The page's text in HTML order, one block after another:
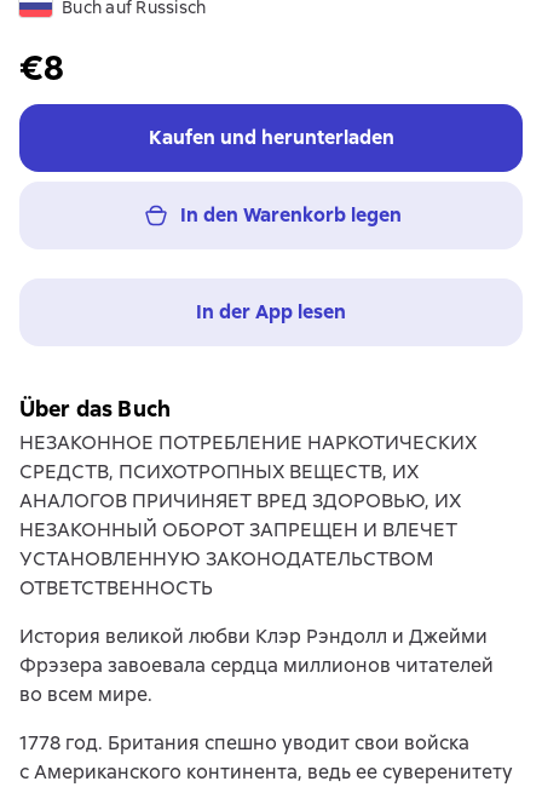
Buch auf Russisch
€8
Kaufen und herunterladen
In den Warenkorb legen
In der App lesen
Über das Buch
НЕЗАКОННОЕ ПОТРЕБЛЕНИЕ НАРКОТИЧЕСКИХ
СРЕДСТВ, ПСИХОТРОПНЫХ ВЕЩЕСТВ, ИХ
АНАЛОГОВ ПРИЧИНЯЕТ ВРЕД ЗДОРОВЬЮ, ИХ
НЕЗАКОННЫЙ ОБОРОТ ЗАПРЕЩЕН И ВЛЕЧЕТ
УСТАНОВЛЕННУЮ ЗАКОНОДАТЕЛЬСТВОМ
ОТВЕТСТВЕННОСТЬ
История великой любви Клэр Рэндолл и Джейми
Фрэзера завоевала сердца миллионов читателей
во всем мире.
1778 год. Британия спешно уводит свои войска
с Американского континента, ведь ее суверенитету